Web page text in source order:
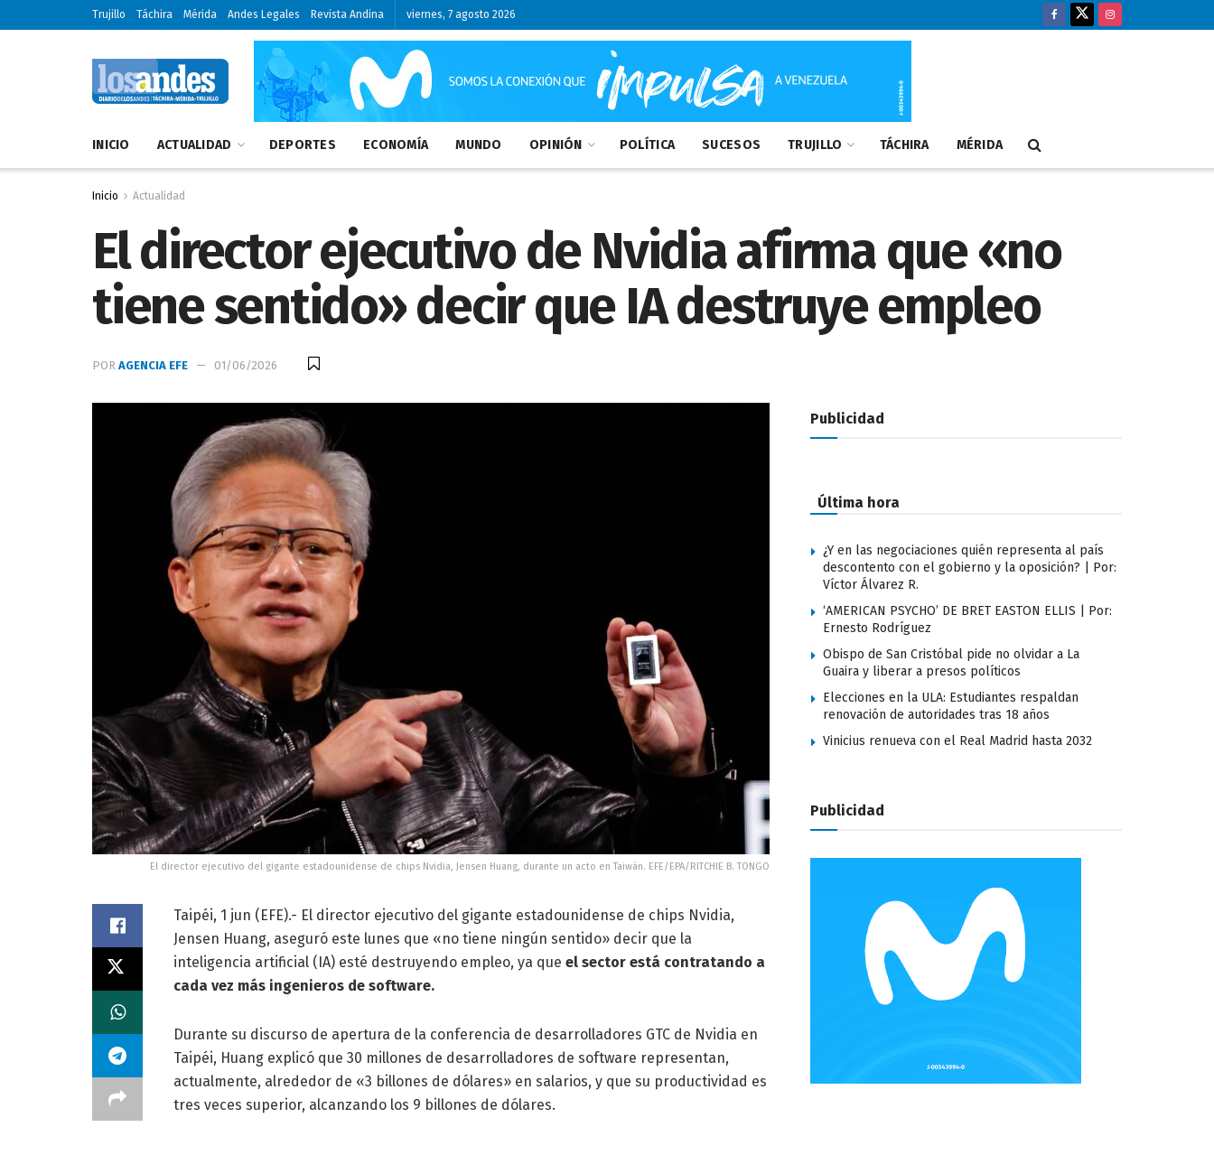
Trujillo Táchira Mérida Andes Legales Revista Andina viernes, 7 agosto 2026
INICIO ACTUALIDAD DEPORTES ECONOMÍA MUNDO OPINIÓN POLÍTICA SUCESOS TRUJILLO TÁCHIRA MÉRIDA
Inicio Actualidad
El director ejecutivo de Nvidia afirma que «no
tiene sentido» decir que IA destruye empleo
POR AGENCIA EFE 01/06/2026
El director ejecutivo del gigante estadounidense de chips Nvidia, Jensen Huang, durante un acto en Taiwán. EFE/EPA/RITCHIE B. TONGO
Taipéi, 1 jun (EFE).- El director ejecutivo del gigante estadounidense de chips Nvidia,
Jensen Huang, aseguró este lunes que «no tiene ningún sentido» decir que la
inteligencia artificial (IA) esté destruyendo empleo, ya que el sector está contratando a
cada vez más ingenieros de software.
Durante su discurso de apertura de la conferencia de desarrolladores GTC de Nvidia en
Taipéi, Huang explicó que 30 millones de desarrolladores de software representan,
actualmente, alrededor de «3 billones de dólares» en salarios, y que su productividad es
tres veces superior, alcanzando los 9 billones de dólares.
Publicidad
Última hora
¿Y en las negociaciones quién representa al país
descontento con el gobierno y la oposición? | Por:
Víctor Álvarez R.
‘AMERICAN PSYCHO’ DE BRET EASTON ELLIS | Por:
Ernesto Rodríguez
Obispo de San Cristóbal pide no olvidar a La
Guaira y liberar a presos políticos
Elecciones en la ULA: Estudiantes respaldan
renovación de autoridades tras 18 años
Vinicius renueva con el Real Madrid hasta 2032
Publicidad